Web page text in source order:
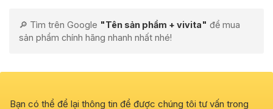
🔎 Tìm trên Google "Tên sản phẩm + vivita" để mua
sản phẩm chính hãng nhanh nhất nhé!
Bạn có thể để lại thông tin để được chúng tôi tư vấn trong